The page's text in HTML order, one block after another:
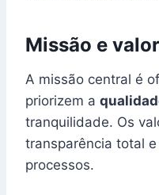
Missão e
A missão central é
priorizem a
tranquilidade. Os
transparência total
processos.